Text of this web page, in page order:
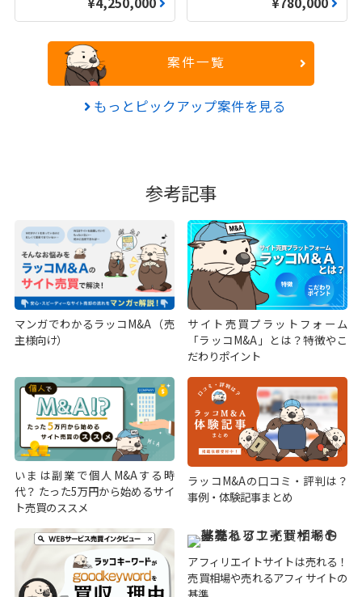
案件一覧
もっとピックアップ案件を見る
参考記事
マンガでわかるラッコM&A（売
主様向け）
サイト売買プラットフォーム
「ラッコM&A」とは？特徴やこ
だわりポイント
いまは副業で個人M&Aする時
代？ たった5万円から始めるサイ
ト売買のススメ
ラッコM&Aの口コミ・評判は？
事例・体験記事まとめ
アフィリエイトサイトは売れる！
売買相場や売れるアフィサイトの
基準